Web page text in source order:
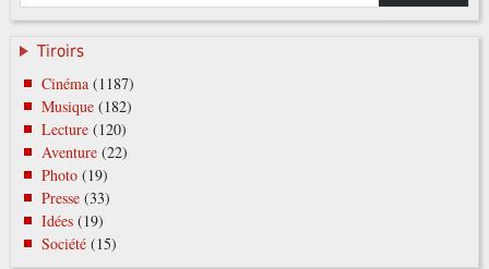
Tiroirs
Cinéma (1187)
Musique (182)
Lecture (120)
Aventure (22)
Photo (19)
Presse (33)
Idées (19)
Société (15)